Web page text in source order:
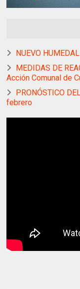
NUEVO
MEDIDAS DE
Acción Comunal de
PRONÓSTICO
febrero